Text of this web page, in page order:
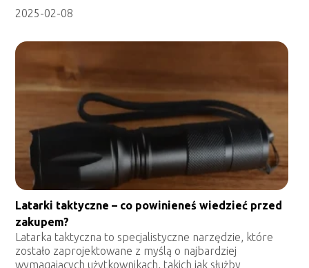
2025-02-08
Latarki taktyczne – co powinieneś wiedzieć przed
zakupem?
Latarka taktyczna to specjalistyczne narzędzie, które
zostało zaprojektowane z myślą o najbardziej
wymagających użytkownikach, takich jak służby